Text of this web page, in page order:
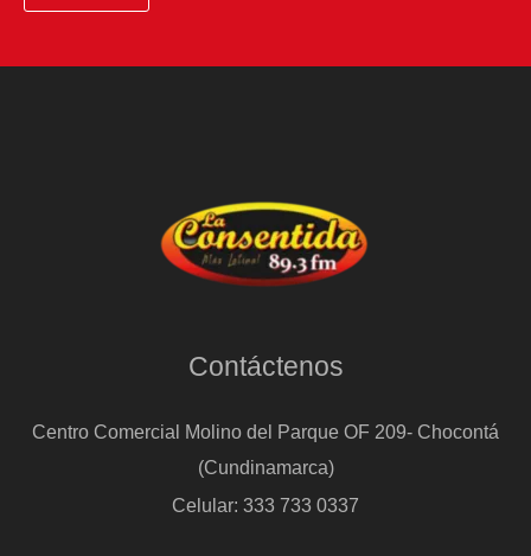
Contáctenos
Centro Comercial Molino del Parque OF 209- Chocontá
(Cundinamarca)
Celular: 333 733 0337